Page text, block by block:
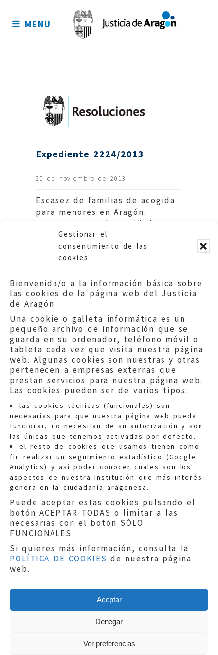
Gestionar el
consentimiento de las
cookies
Bienvenida/o a la información básica sobre
las cookies de la página web del Justicia
de Aragón
Una cookie o galleta informática es un
pequeño archivo de información que se
guarda en su ordenador, teléfono móvil o
tableta cada vez que visita nuestra página
web. Algunas cookies son nuestras y otras
pertenecen a empresas externas que
prestan servicios para nuestra página web.
Las cookies pueden ser de varios tipos:
las cookies técnicas (funcionales) son
necesarias para que nuestra página web pueda
funcionar, no necesitan de su autorización y son
las únicas que tenemos activadas por defecto.
el resto de cookies que usamos tienen como
fin realizar un seguimiento estadístico (Google
Analytics) y así poder conocer cuales son los
aspectos de nuestra Institución que más interés
genera en la ciudadanía aragonesa.
Puede aceptar estas cookies pulsando el
botón ACEPTAR TODAS o limitar a las
necesarias con el botón SÓLO
FUNCIONALES
Si quieres más información, consulta la
POLÍTICA DE COOKIES de nuestra página
web.
Aceptar
Denegar
Ver preferencias
sitio
MENU
Expediente 2224/2013
20 de noviembre de 2013
Escasez de familias de acogida
para menores en Aragón.
Departamento de Sanidad,
Bienestar Social y Familia.
Quejas:quejas@eljusticiadearagon.es
Información general:
informacion@eljusticiadearagon.es
Teléfonos:900 210 210/
Aviso legal|Política de privacidad|
Protección de Datos
Política de cookies
Copyright © 2019El Justicia de Aragón|
Sephor Consulting